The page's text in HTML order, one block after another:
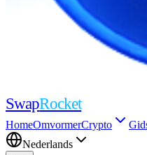
SwapRocket
HomeOmvormerCrypto
Nederlands